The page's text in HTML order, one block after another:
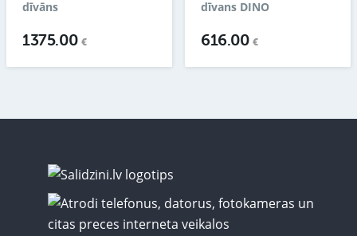
dīvāns
1375.00 €
dīvans DINO
616.00€